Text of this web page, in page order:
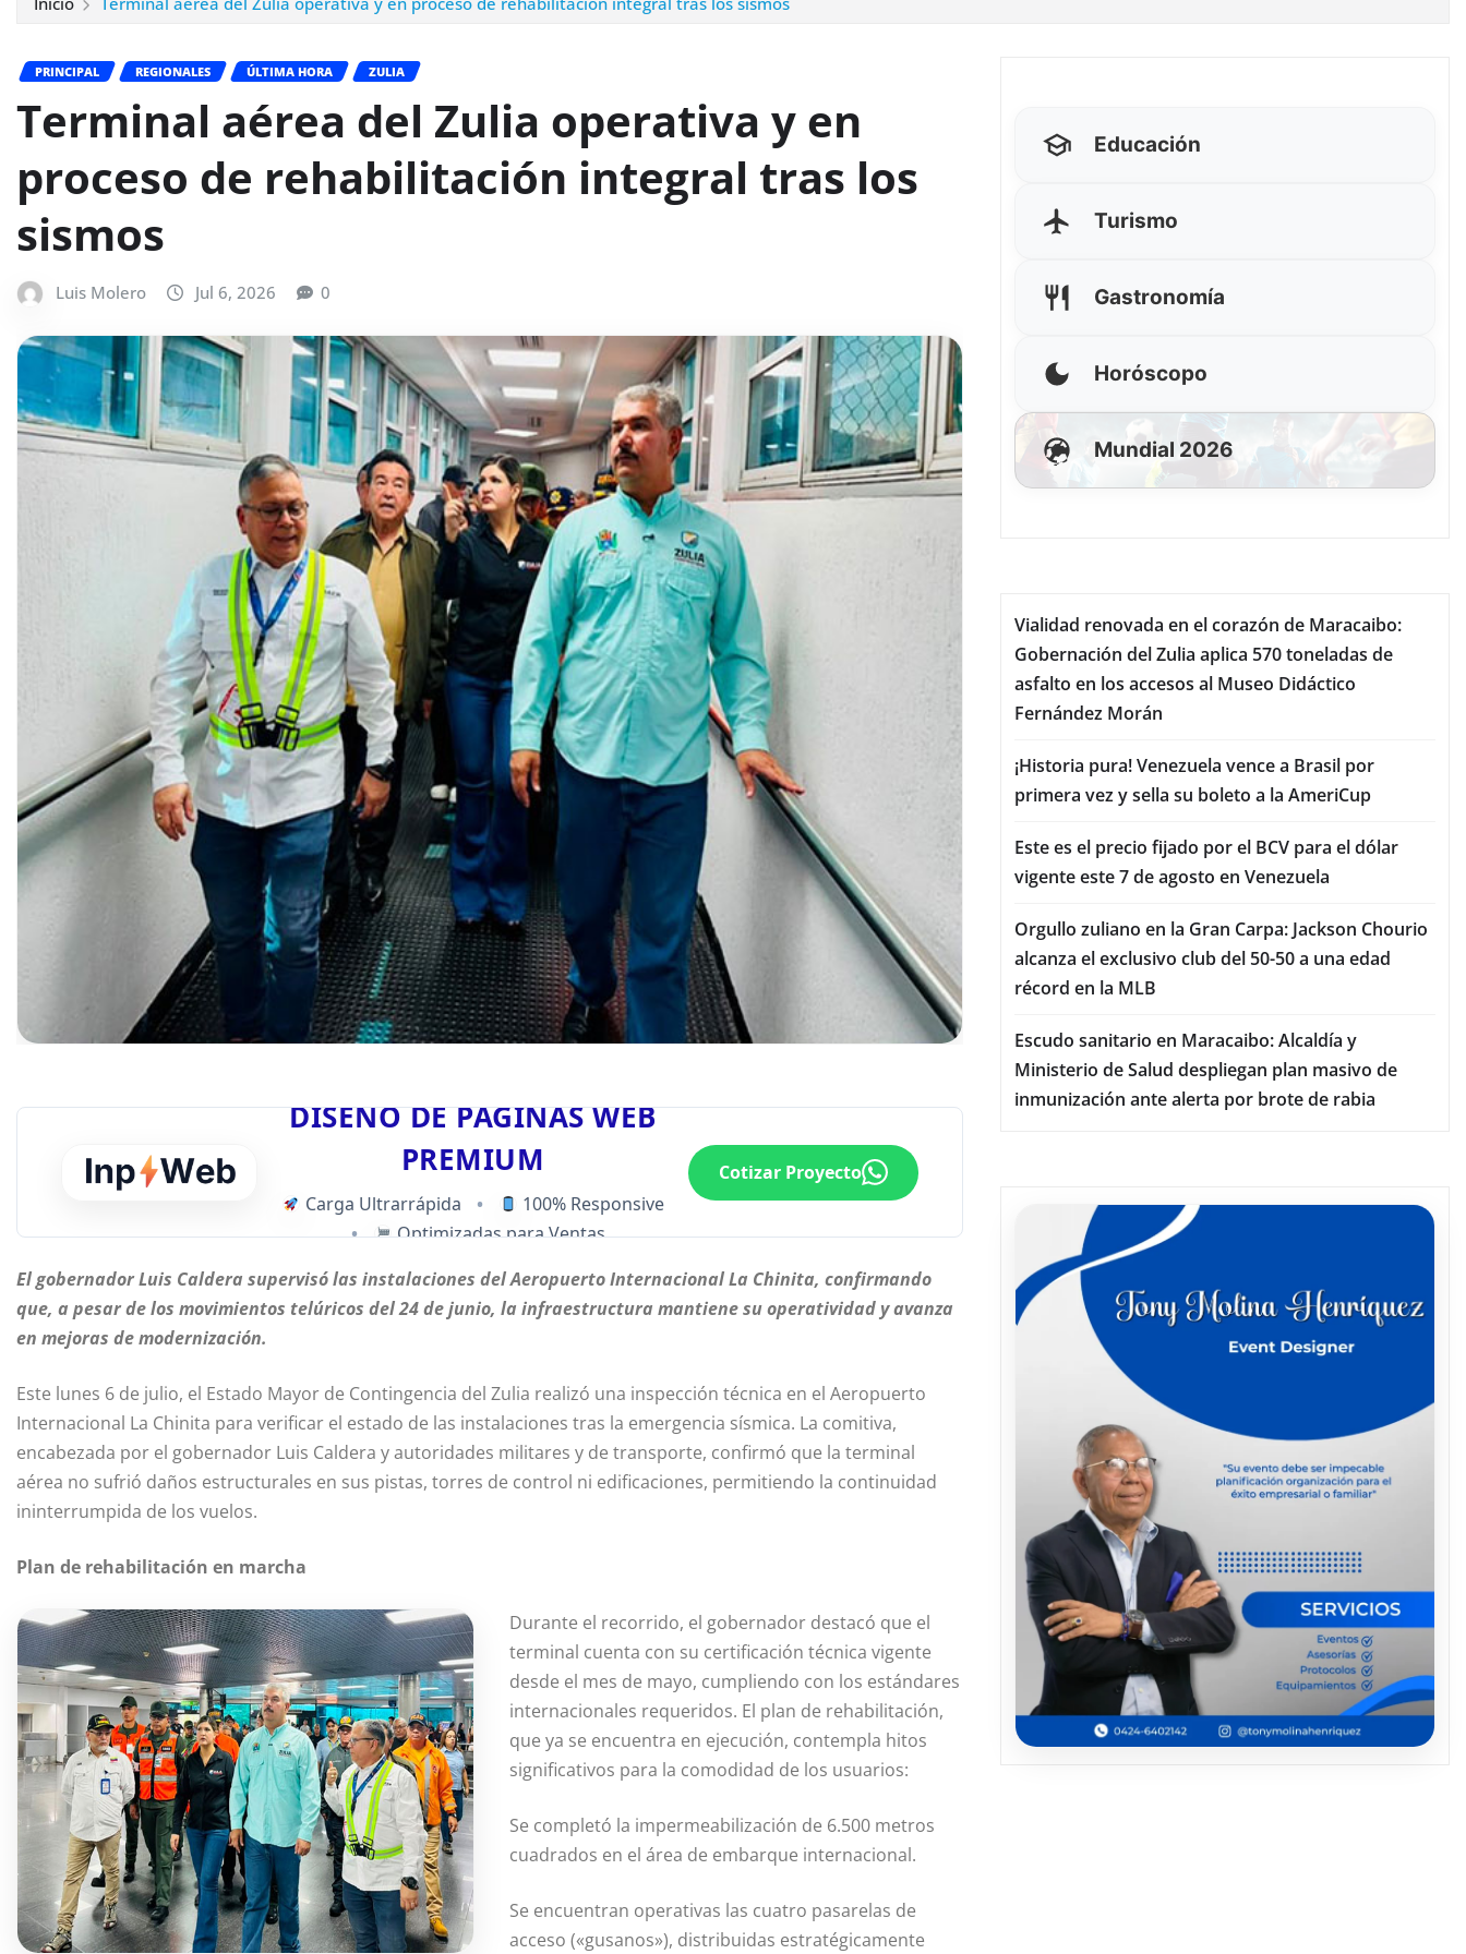
PRINCIPAL REGIONALES ÚLTIMA HORA ZULIA
Terminal aérea del Zulia operativa y en
proceso de rehabilitación integral tras los
sismos
Luis Molero Jul 6, 2026 0
DISEÑO DE PÁGINAS WEB
PREMIUM
Carga Ultrarrápida •
100% Responsive
•
Optimizadas para Ventas
Cotizar Proyecto
El gobernador Luis Caldera supervisó las instalaciones del Aeropuerto Internacional La Chinita, confirmando
que, a pesar de los movimientos telúricos del 24 de junio, la infraestructura mantiene su operatividad y avanza
en mejoras de modernización.
Este lunes 6 de julio, el Estado Mayor de Contingencia del Zulia realizó una inspección técnica en el Aeropuerto
Internacional La Chinita para verificar el estado de las instalaciones tras la emergencia sísmica. La comitiva,
encabezada por el gobernador Luis Caldera y autoridades militares y de transporte, confirmó que la terminal
aérea no sufrió daños estructurales en sus pistas, torres de control ni edificaciones, permitiendo la continuidad
ininterrumpida de los vuelos.
Plan de rehabilitación en marcha
Durante el recorrido, el gobernador destacó que el
terminal cuenta con su certificación técnica vigente
desde el mes de mayo, cumpliendo con los estándares
internacionales requeridos. El plan de rehabilitación,
que ya se encuentra en ejecución, contempla hitos
significativos para la comodidad de los usuarios:
Se completó la impermeabilización de 6.500 metros
cuadrados en el área de embarque internacional.
Se encuentran operativas las cuatro pasarelas de
acceso («gusanos»), distribuidas estratégicamente
Educación
Turismo
Gastronomía
Horóscopo
Mundial 2026
Vialidad renovada en el corazón de Maracaibo:
Gobernación del Zulia aplica 570 toneladas de
asfalto en los accesos al Museo Didáctico
Fernández Morán
¡Historia pura! Venezuela vence a Brasil por
primera vez y sella su boleto a la AmeriCup
Este es el precio fijado por el BCV para el dólar
vigente este 7 de agosto en Venezuela
Orgullo zuliano en la Gran Carpa: Jackson Chourio
alcanza el exclusivo club del 50-50 a una edad
récord en la MLB
Escudo sanitario en Maracaibo: Alcaldía y
Ministerio de Salud despliegan plan masivo de
inmunización ante alerta por brote de rabia